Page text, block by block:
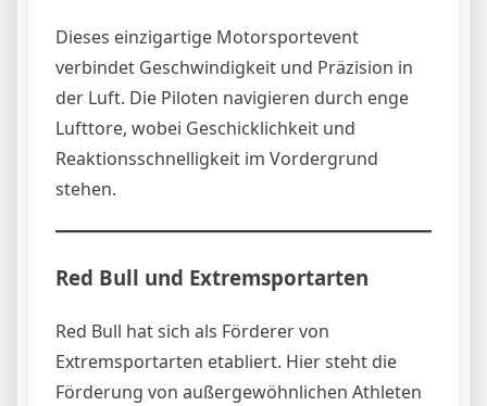
Dieses einzigartige Motorsportevent
verbindet Geschwindigkeit und Präzision in
der Luft. Die Piloten navigieren durch enge
Lufttore, wobei Geschicklichkeit und
Reaktionsschnelligkeit im Vordergrund
stehen.
Red Bull und Extremsportarten
Red Bull hat sich als Förderer von
Extremsportarten etabliert. Hier steht die
Förderung von außergewöhnlichen Athleten